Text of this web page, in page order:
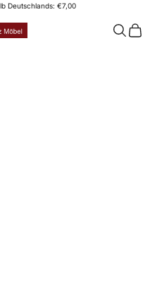
Deutschlands: €7,00
Suchen